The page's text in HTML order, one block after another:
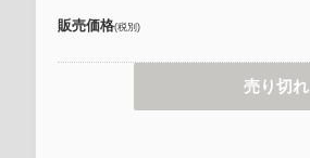
販売価格(税別)
売り切れ